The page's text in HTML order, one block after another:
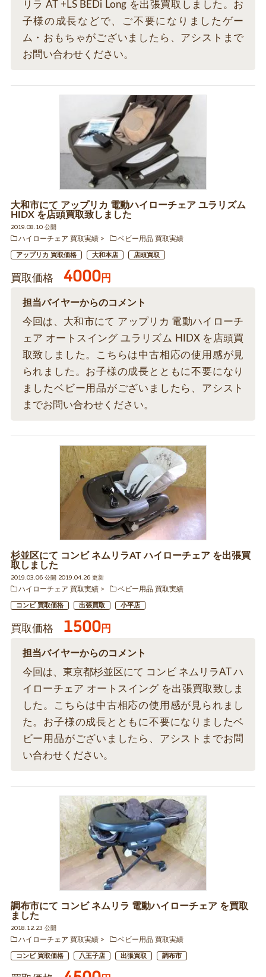
リラ AT +LS BEDi Long を出張買取しました。お
子様の成長などで、ご不要になりましたゲー
ム・おもちゃがございましたら、アシストまで
お問い合わせください。
大和市にて アップリカ 電動ハイローチェア ユラリズム
HIDX を店頭買取致しました
2019.08.10 公開
ハイローチェア 買取実績
ベビー用品 買取実績
アップリカ 買取価格 大和本店 店頭買取
買取価格 4000円
担当バイヤーからのコメント
今回は、大和市にて アップリカ 電動ハイローチ
ェア オートスイング ユラリズム HIDX を店頭買
取致しました。こちらは中古相応の使用感が見
られました。お子様の成長とともに不要になり
ましたベビー用品がございましたら、アシスト
までお問い合わせください。
杉並区にて コンビ ネムリラAT ハイローチェア を出張買
取しました
2019.03.06 公開 2019.04.26 更新
ハイローチェア 買取実績
ベビー用品 買取実績
コンビ 買取価格 出張買取 小平店
買取価格 1500円
担当バイヤーからのコメント
今回は、東京都杉並区にて コンビ ネムリラAT ハ
イローチェア オートスイング を出張買取致しま
した。こちらは中古相応の使用感が見られまし
た。お子様の成長とともに不要になりましたベ
ビー用品がございましたら、アシストまでお問
い合わせください。
調布市にて コンビ ネムリラ 電動ハイローチェア を買取
ました
2018.12.23 公開
ハイローチェア 買取実績
ベビー用品 買取実績
コンビ 買取価格 八王子店 出張買取 調布市